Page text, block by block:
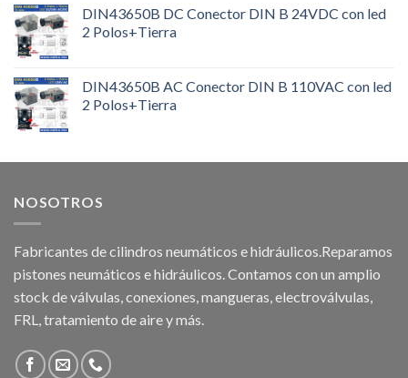
DIN43650B DC Conector DIN B 24VDC con led
2 Polos+Tierra
DIN43650B AC Conector DIN B 110VAC con led
2 Polos+Tierra
NOSOTROS
Fabricantes de cilindros neumáticos e hidráulicos.Reparamos
pistones neumáticos e hidráulicos. Contamos con un amplio
stock de válvulas, conexiones, mangueras, electroválvulas,
FRL, tratamiento de aire y más.